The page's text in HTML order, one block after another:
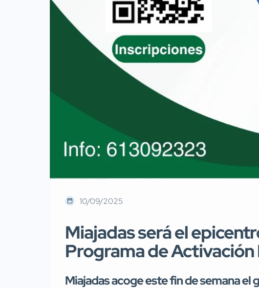
10/09/2025
Miajadas será el
Programa de Activación
Miajadas acoge este fin de semana